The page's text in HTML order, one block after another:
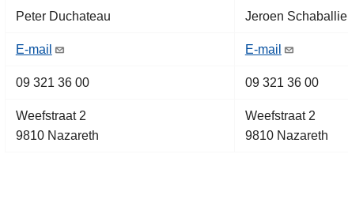
Peter Duchateau Jeroen Schaballie
E-mail E-mail
09 321 36 00 09 321 36 00
Weefstraat 2
9810 Nazareth
Weefstraat 2
9810 Nazareth